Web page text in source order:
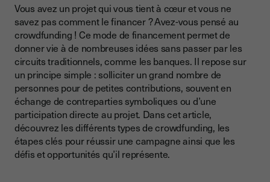
Origine du crowdfunding
Crowdfunding, ça veut dire quoi ?
À quoi sert le crowdfunding ?
Qu’est-ce qui peut être financé par le crowdfunding ?
Quelles sont les différentes formes possibles de
crowdfunding ?
Comment fonctionne le crowdfunding ?
Quel est le plafond maximal de collecte pour le financement
participatif ?
Vous avez un projet qui vous tient à cœur et vous ne
savez pas comment le financer ? Avez-vous pensé au
crowdfunding ! Ce mode de financement permet de
donner vie à de nombreuses idées sans passer par les
circuits traditionnels, comme les banques. Il repose sur
un principe simple : solliciter un grand nombre de
personnes pour de petites contributions, souvent en
échange de contreparties symboliques ou d’une
participation directe au projet. Dans cet article,
découvrez les différents types de crowdfunding, les
étapes clés pour réussir une campagne ainsi que les
défis et opportunités qu’il représente.